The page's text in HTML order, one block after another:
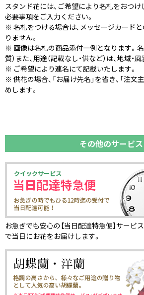
スタンド花には、ご希望により名札をおつけ
必要事項をご入力ください。
※ 名札をつける場合は、メッセージカード
りません。
※ 画像は名札の商品添付一例となります。名
質）また、用途（記載なし・供など）は、地域・
※ ご希望により連名にて記載いたします。
※ 供花の場合、「お届け先名」を省き、「注文
めします。
その他のサービス
お急ぎでも安心の【当日配達特急便】サービ
で当日にお花をお届けします。